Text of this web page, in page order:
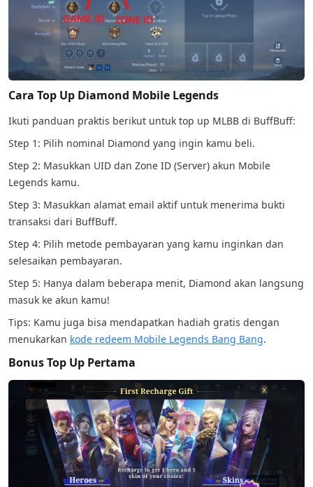
Cara Top Up Diamond Mobile Legends
Ikuti panduan praktis berikut untuk top up MLBB di BuffBuff:
Step 1: Pilih nominal Diamond yang ingin kamu beli.
Step 2: Masukkan UID dan Zone ID (Server) akun Mobile
Legends kamu.
Step 3: Masukkan alamat email aktif untuk menerima bukti
transaksi dari BuffBuff.
Step 4: Pilih metode pembayaran yang kamu inginkan dan
selesaikan pembayaran.
Step 5: Hanya dalam beberapa menit, Diamond akan langsung
masuk ke akun kamu!
Tips: Kamu juga bisa mendapatkan hadiah gratis dengan
menukarkan kode redeem Mobile Legends Bang Bang.
Bonus Top Up Pertama